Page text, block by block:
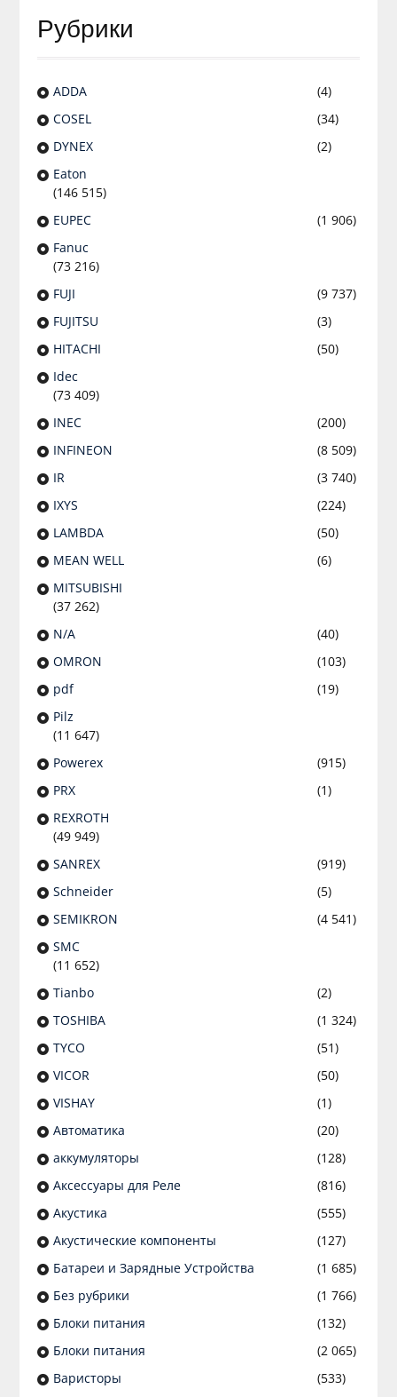
Рубрики
ADDA
(4)
COSEL
(34)
DYNEX
(2)
Eaton
(146 515)
EUPEC
(1 906)
Fanuc
(73 216)
FUJI
(9 737)
FUJITSU
(3)
HITACHI
(50)
Idec
(73 409)
INEC
(200)
INFINEON
(8 509)
IR
(3 740)
IXYS
(224)
LAMBDA
(50)
MEAN WELL
(6)
MITSUBISHI
(37 262)
N/A
(40)
OMRON
(103)
pdf
(19)
Pilz
(11 647)
Powerex
(915)
PRX
(1)
REXROTH
(49 949)
SANREX
(919)
Schneider
(5)
SEMIKRON
(4 541)
SMC
(11 652)
Tianbo
(2)
TOSHIBA
(1 324)
TYCO
(51)
VICOR
(50)
VISHAY
(1)
Автоматика
(20)
аккумуляторы
(128)
Аксессуары для Реле
(816)
Акустика
(555)
Акустические компоненты
(127)
Батареи и Зарядные Устройства
(1 685)
Без рубрики
(1 766)
Блоки питания
(132)
Блоки питания
(2 065)
Варисторы
(533)